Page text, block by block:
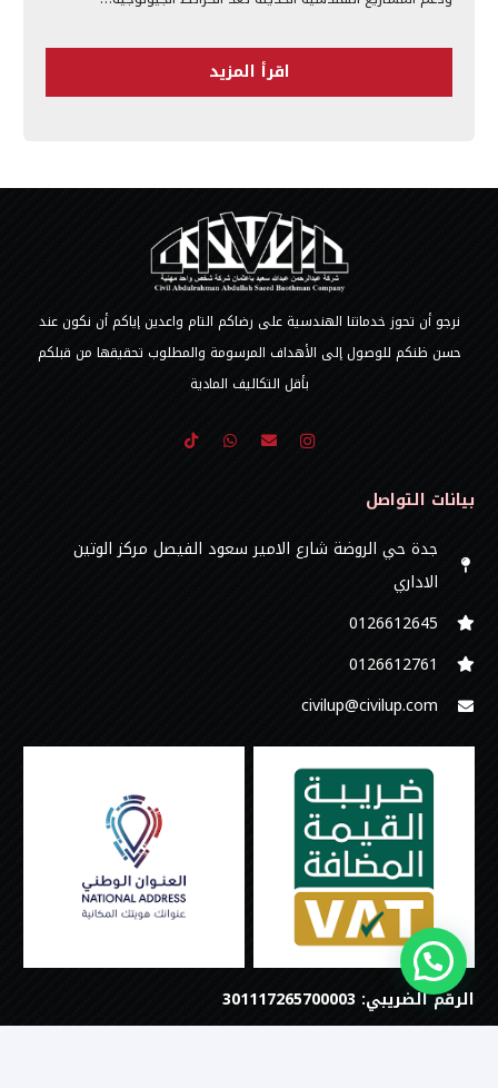
اقرأ المزيد
نرجو أن تحوز خدماتنا الهندسية على رضاكم التام واعدين إياكم أن نكون عند
حسن ظنكم للوصول إلى الأهداف المرسومة والمطلوب تحقيقها من قبلكم
بأقل التكاليف المادية
بيانات التواصل
جدة حي الروضة شارع الامير سعود الفيصل مركز الوتين
الاداري
0126612645‬
‭0126612761
civilup@civilup.com
الرقم الضريبي: 301117265700003